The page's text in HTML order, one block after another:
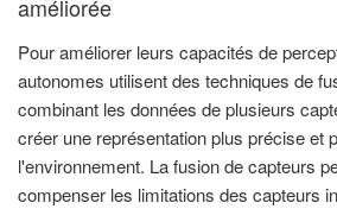
améliorée
Pour améliorer leurs capacités de
autonomes utilisent des techniques de
combinant les données de plusieurs
créer une représentation plus précise et
l'environnement. La fusion de capteurs
compenser les limitations des capteurs